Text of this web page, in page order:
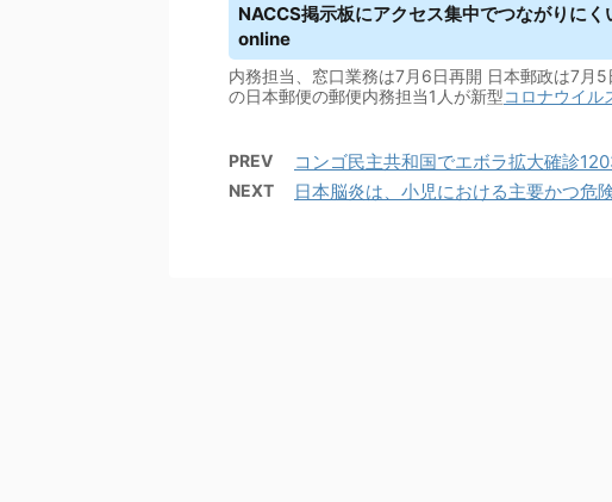
NACCS掲示板にアクセス集中でつながりに
online
内務担当、窓口業務は7月6日再開 日本郵政は7月
の日本郵便の郵便内務担当1人が新型コロナウイル
PREV コンゴ民主共和国でエボラ拡大確診
NEXT 日本脳炎は、小児における主要かつ危